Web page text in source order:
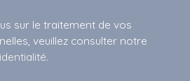
sur le traitement de vos
veuillez consulter notre
.